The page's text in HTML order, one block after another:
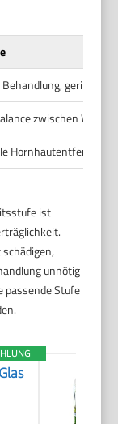
zwischen
ist
unnötig
passende Stufe